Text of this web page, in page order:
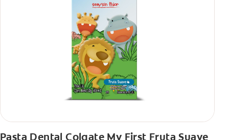
Pasta Dental Colgate My First Fruta Suave